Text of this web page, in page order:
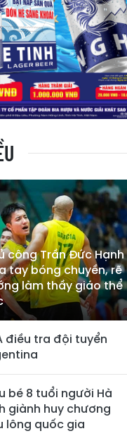
công Trần Đức Hạnh
tay bóng chuyền, rẽ
làm thầy giáo thể
điều tra đội tuyển
bé 8 tuổi người Hà
giành huy chương
lông quốc gia